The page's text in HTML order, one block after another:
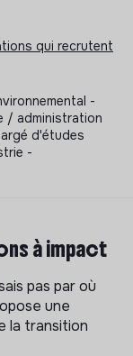
qui recrutent
-
/ administration
d'études
-
à impact
pas par où
une
la transition